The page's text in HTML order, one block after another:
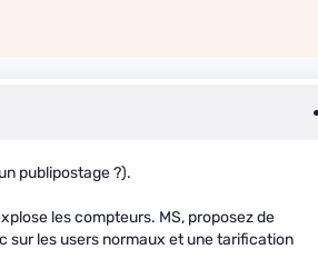
publipostage ?).
les compteurs. MS, proposez de
sur les users normaux et une tarification